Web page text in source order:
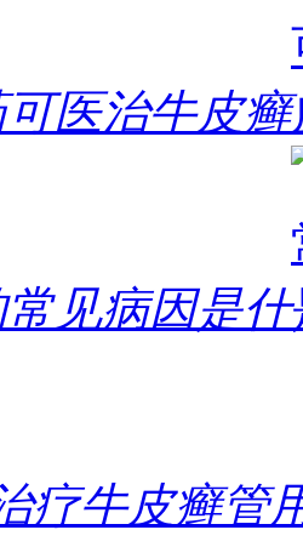
医治牛皮癣
见病因是什
疗牛皮癣管